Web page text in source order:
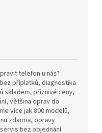
telefon u nás?
příplatků, diagnostika
skladem, příznivé ceny,
většina oprav do
více jak 800 modelů,
zdarma, opravy
bez objednání